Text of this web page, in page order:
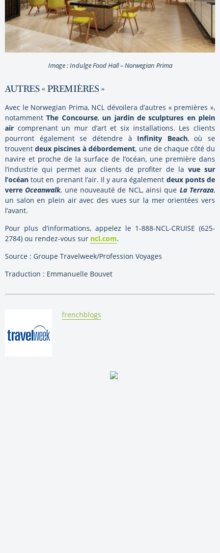
Image : Indulge Food Hall – Norwegian Prima
AUTRES « PREMIÈRES »
Avec le Norwegian Prima, NCL dévoilera d’autres « premières »,
notammentThe Concourse, un jardin de sculptures en plein
air comprenant un mur d’art et six installations. Les clients
pourront également se détendre à Infinity Beach, où se
trouventdeux piscines à débordement, une de chaque côté du
navire et proche de la surface de l’océan, une première dans
l’industrie qui permet aux clients de profiter de lavue sur
l’océan tout en prenant l’air. Il y aura également deux ponts de
verreOceanwalk, une nouveauté de NCL, ainsi que La Terraza,
un salon en plein air avec des vues sur la mer orientées vers
l’avant.
Pour plus d’informations, appelez le 1-888-NCL-CRUISE (625-
2784) ou rendez-vous sur ncl.com.
Source : Groupe Travelweek/Profession Voyages
Traduction : Emmanuelle Bouvet
By:
frenchblogs